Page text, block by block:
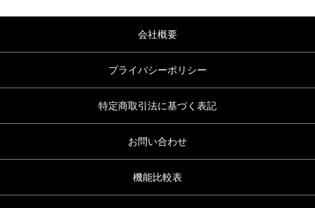
会社概要
プライバシーポリシー
特定商取引法に基づく表記
お問い合わせ
機能比較表